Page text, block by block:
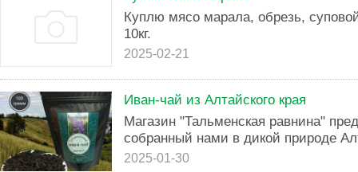
Куплю мясо марала, обрезь,
10кг.
2025-02-21
Иван-чай из Алтайского края
Магазин "Тальменская равнина"
собранный нами в дикой природе
2025-01-30